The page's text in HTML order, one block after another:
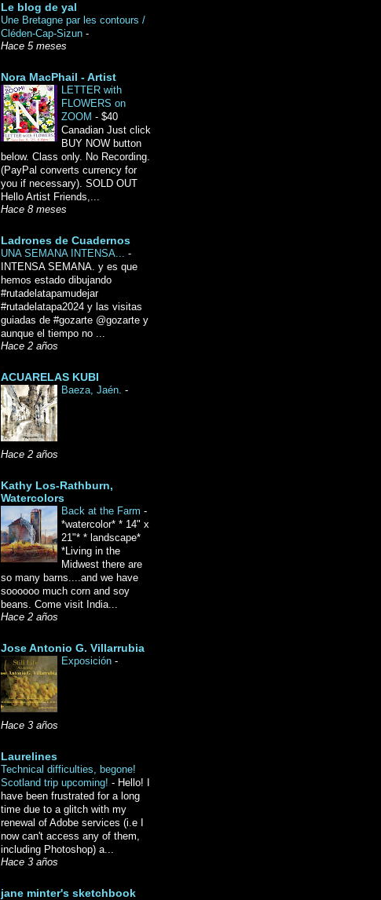
Le blog de yal
Une Bretagne par les contours /
Cléden-Cap-Sizun -
Hace 5 meses
Nora MacPhail - Artist
LETTER with
FLOWERS on
ZOOM - $40
Canadian Just click
BUY NOW button
below. Class only. No Recording.
(PayPal converts currency for
you if necessary). SOLD OUT
Hello Artist Friends,...
Hace 8 meses
Ladrones de Cuadernos
UNA SEMANA INTENSA... -
INTENSA SEMANA. y es que
hemos estado dibujando
#rutadelatapamudejar
#rutadelatapa2024 y las visitas
guiadas de #gozarte @gozarte y
aunque el tiempo no ...
Hace 2 años
ACUARELAS KUBI
Baeza, Jaén. -
Hace 2 años
Kathy Los-Rathburn,
Watercolors
Back at the Farm -
*watercolor* * 14" x
21"* * landscape*
*Living in the
Midwest there are
so many barns....and we have
soooooo much corn and soy
beans. Come visit India...
Hace 2 años
Jose Antonio G. Villarrubia
Exposición -
Hace 3 años
Laurelines
Technical difficulties, begone!
Scotland trip upcoming! - Hello! I
have been frustrated for a long
time due to a glitch with my
renewal of Adobe services (i.e I
now can't access any of them,
including Photoshop) a...
Hace 3 años
jane minter's sketchbook